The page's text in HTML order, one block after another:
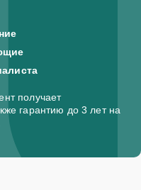
получает
гарантию до 3 лет на